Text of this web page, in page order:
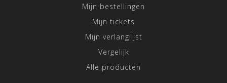
Mijn bestellingen
Mijn tickets
Mijn verlanglijst
Vergelijk
Alle producten